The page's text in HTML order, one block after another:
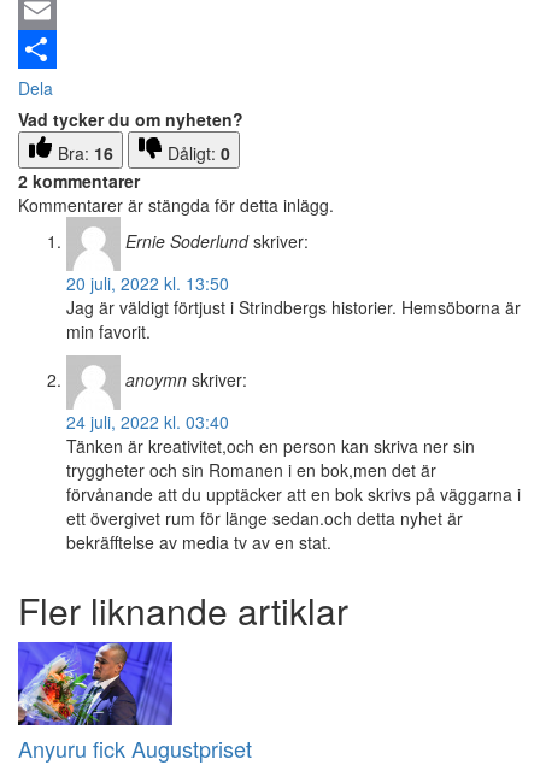
Email
Dela
Vad tycker du om nyheten?
Bra: 16 Dåligt: 0
2 kommentarer
Kommentarer är stängda för detta inlägg.
Ernie Soderlund skriver:
20 juli, 2022 kl. 13:50
Jag är väldigt förtjust i Strindbergs historier. Hemsöborna är
min favorit.
anoymn skriver:
24 juli, 2022 kl. 03:40
Tänken är kreativitet,och en person kan skriva ner sin
tryggheter och sin Romanen i en bok,men det är
förvånande att du upptäcker att en bok skrivs på väggarna i
ett övergivet rum för länge sedan.och detta nyhet är
bekräfftelse av media tv av en stat.
Fler liknande artiklar
Anyuru fick Augustpriset